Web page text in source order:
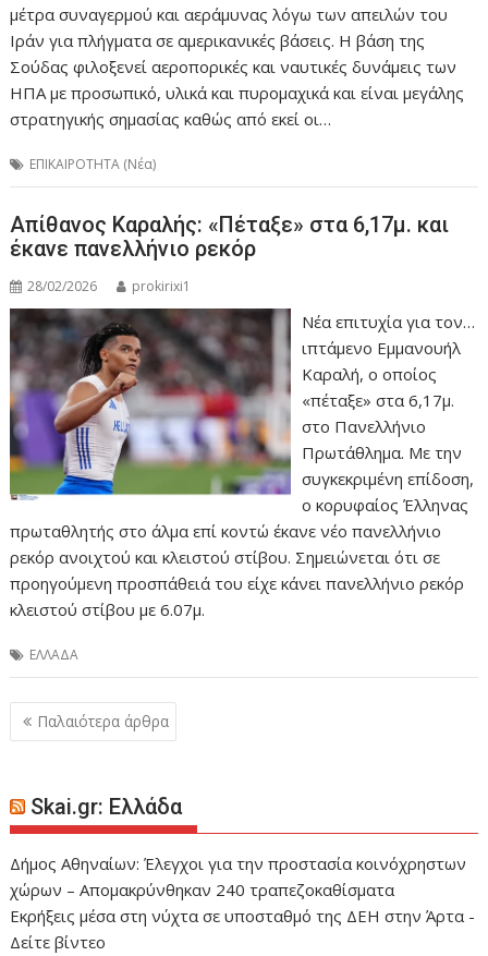
μέτρα συναγερμού και αεράμυνας λόγω των απειλών του
Ιράν για πλήγματα σε αμερικανικές βάσεις. Η βάση της
Σούδας φιλοξενεί αεροπορικές και ναυτικές δυνάμεις των
ΗΠΑ με προσωπικό, υλικά και πυρομαχικά και είναι μεγάλης
στρατηγικής σημασίας καθώς από εκεί οι…
ΕΠΙΚΑΙΡΟΤΗΤΑ (Νέα)
Απίθανος Καραλής: «Πέταξε» στα 6,17μ. και
έκανε πανελλήνιο ρεκόρ
28/02/2026 prokirixi1
Νέα επιτυχία για τον…
ιπτάμενο Εμμανουήλ
Καραλή, ο οποίος
«πέταξε» στα 6,17μ.
στο Πανελλήνιο
Πρωτάθλημα. Με την
συγκεκριμένη επίδοση,
ο κορυφαίος Έλληνας
πρωταθλητής στο άλμα επί κοντώ έκανε νέο πανελλήνιο
ρεκόρ ανοιχτού και κλειστού στίβου. Σημειώνεται ότι σε
προηγούμενη προσπάθειά του είχε κάνει πανελλήνιο ρεκόρ
κλειστού στίβου με 6.07μ.
ΕΛΛΑΔΑ
Πλοήγηση
άρθρων
Παλαιότερα άρθρα
Skai.gr: Ελλάδα
Δήμος Αθηναίων: Έλεγχοι για την προστασία κοινόχρηστων
χώρων – Απομακρύνθηκαν 240 τραπεζοκαθίσματα
Eκρήξεις μέσα στη νύχτα σε υποσταθμό της ΔΕΗ στην Άρτα -
Δείτε βίντεο